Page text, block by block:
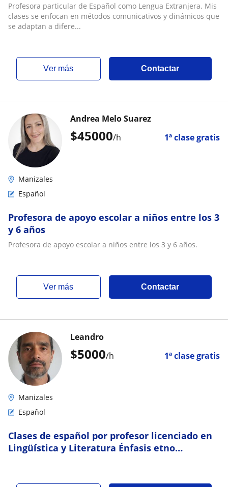
Modernas, Master en Enseñanza de Español a
Extranjeros
Profesora particular de Español como Lengua Extranjera. Mis
clases se enfocan en métodos comunicativos y dinámicos que
se adaptan a difere...
ver más Contactar
$45000/h 1ª clase gratis
Andrea Melo Suarez
Manizales
Español
Profesora de apoyo escolar a niños entre los 3
y 6 años
Profesora de apoyo escolar a niños entre los 3 y 6 años.
ver más Contactar
$5000/h 1ª clase gratis
Leandro
Manizales
Español
Clases de español por profesor licenciado en
Lingüística y Literatura Énfasis etno